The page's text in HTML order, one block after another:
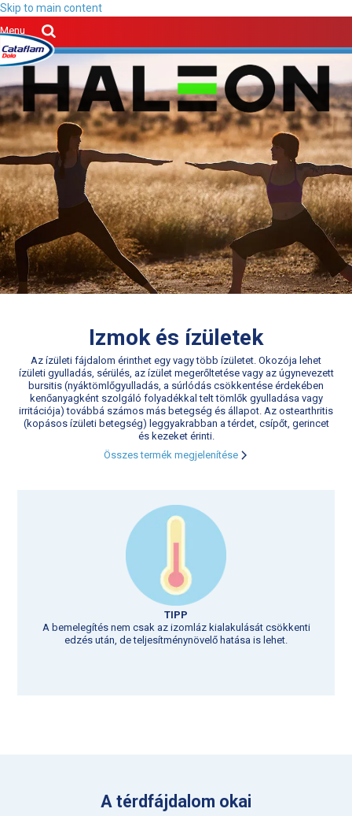
Skip to main content
Menu
Izmok és ízületek
Az ízületi fájdalom érinthet egy vagy több ízületet. Okozója lehet
ízületi gyulladás, sérülés, az ízület megerőltetése vagy az úgynevezett
bursitis (nyáktömlőgyulladás, a súrlódás csökkentése érdekében
kenőanyagként szolgáló folyadékkal telt tömlők gyulladása vagy
irritációja) továbbá számos más betegség és állapot. Az ostearthritis
(kopásos ízületi betegség) leggyakrabban a térdet, csípőt, gerincet
és kezeket érinti.
Összes termék megjelenítése
TIPP
A bemelegítés nem csak az izomláz kialakulását csökkenti
edzés után, de teljesítménynövelő hatása is lehet.
A térdfájdalom okai